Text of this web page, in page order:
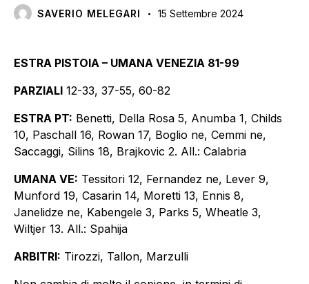
SAVERIO MELEGARI 15 Settembre 2024
ESTRA PISTOIA – UMANA VENEZIA 81-99
PARZIALI 12-33, 37-55, 60-82
ESTRA PT: Benetti, Della Rosa 5, Anumba 1, Childs
10, Paschall 16, Rowan 17, Boglio ne, Cemmi ne,
Saccaggi, Silins 18, Brajkovic 2. All.: Calabria
UMANA VE: Tessitori 12, Fernandez ne, Lever 9,
Munford 19, Casarin 14, Moretti 13, Ennis 8,
Janelidze ne, Kabengele 3, Parks 5, Wheatle 3,
Wiltjer 13. All.: Spahija
ARBITRI: Tirozzi, Tallon, Marzulli